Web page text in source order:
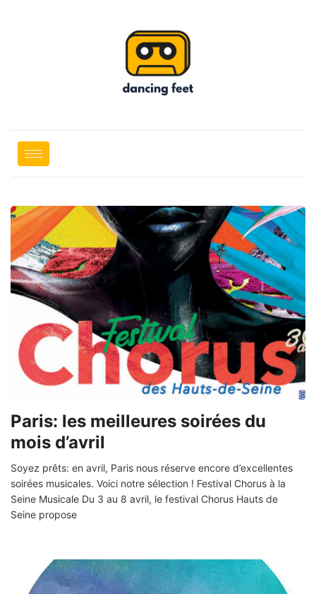
Paris: les meilleures soirées du
mois d’avril
Soyez prêts: en avril, Paris nous réserve encore d’excellentes
soirées musicales. Voici notre sélection ! Festival Chorus à la
Seine Musicale Du 3 au 8 avril, le festival Chorus Hauts de
Seine propose